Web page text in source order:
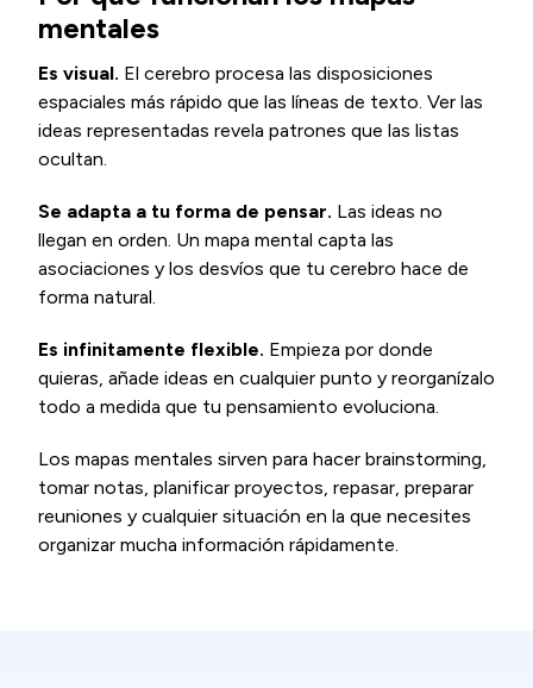
mentales
Es visual. El cerebro procesa las disposiciones
espaciales más rápido que las líneas de texto. Ver las
ideas representadas revela patrones que las listas
ocultan.
Se adapta a tu forma de pensar. Las ideas no
llegan en orden. Un mapa mental capta las
asociaciones y los desvíos que tu cerebro hace de
forma natural.
Es infinitamente flexible. Empieza por donde
quieras, añade ideas en cualquier punto y reorganízalo
todo a medida que tu pensamiento evoluciona.
Los mapas mentales sirven para hacer brainstorming,
tomar notas, planificar proyectos, repasar, preparar
reuniones y cualquier situación en la que necesites
organizar mucha información rápidamente.